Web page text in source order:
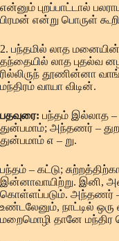
என்னும் புறப்பாட்டால்
பிரமன் என்று பொருள்
2. பந்தமில் லாத
தந்தையில் லாத புதல்வ
ரில்லிருந் தூணின்னா
மந்திரம் வாயா விடின்.
பதவுரை: பந்தம் இல்லாத –
துன்பமாம்; அந்தணர் –
துன்பமாம் எ – று.
பந்தம் – கட்டு;
இன்னாவாயிற்று. இனி,
கொள்ளப்படும். அந்தணர் –
உண்டலேனும், நாட்டில்
மறைமொழி தானே மந்திர